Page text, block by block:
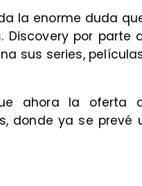
la enorme duda
Discovery por parte
sus series,
ahora la oferta
donde ya se